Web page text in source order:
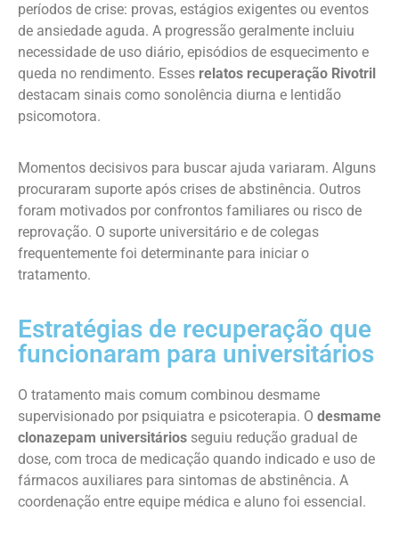
períodos de crise: provas, estágios exigentes ou eventos
de ansiedade aguda. A progressão geralmente incluiu
necessidade de uso diário, episódios de esquecimento e
queda no rendimento. Esses relatos recuperação Rivotril
destacam sinais como sonolência diurna e lentidão
psicomotora.
Momentos decisivos para buscar ajuda variaram. Alguns
procuraram suporte após crises de abstinência. Outros
foram motivados por confrontos familiares ou risco de
reprovação. O suporte universitário e de colegas
frequentemente foi determinante para iniciar o
tratamento.
Estratégias de recuperação que
funcionaram para universitários
O tratamento mais comum combinou desmame
supervisionado por psiquiatra e psicoterapia. O desmame
clonazepam universitários seguiu redução gradual de
dose, com troca de medicação quando indicado e uso de
fármacos auxiliares para sintomas de abstinência. A
coordenação entre equipe médica e aluno foi essencial.